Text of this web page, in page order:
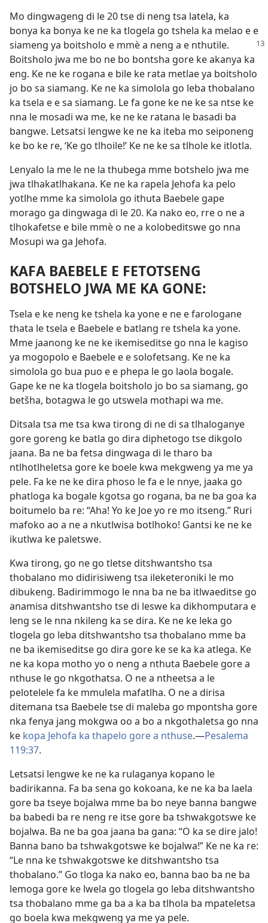
Mo dingwageng di le 20 tse di neng tsa latela, ka
bonya ka bonya ke ne ka tlogela go tshela ka melao e e
siameng ya boitsholo e mmè a neng a e nthutile.
Boitsholo jwa me bo ne bo bontsha gore ke akanya ka
eng. Ke ne ke rogana e bile ke rata metlae ya boitsholo
jo bo sa siamang. Ke ne ka simolola go leba thobalano
ka tsela e e sa siamang. Le fa gone ke ne ke sa ntse ke
nna le mosadi wa me, ke ne ke ratana le basadi ba
bangwe. Letsatsi lengwe ke ne ka iteba mo seiponeng
ke bo ke re, ‘Ke go tlhoile!’ Ke ne ke sa tlhole ke itlotla.
Lenyalo la me le ne la thubega mme botshelo jwa me
jwa tlhakatlhakana. Ke ne ka rapela Jehofa ka pelo
yotlhe mme ka simolola go ithuta Baebele gape
morago ga dingwaga di le 20. Ka nako eo, rre o ne a
tlhokafetse e bile mmè o ne a kolobeditswe go nna
Mosupi wa ga Jehofa.
KAFA BAEBELE E FETOTSENG
BOTSHELO JWA ME KA GONE:
Tsela e ke neng ke tshela ka yone e ne e farologane
thata le tsela e Baebele e batlang re tshela ka yone.
Mme jaanong ke ne ke ikemiseditse go nna le kagiso
ya mogopolo e Baebele e e solofetsang. Ke ne ka
simolola go bua puo e e phepa le go laola bogale.
Gape ke ne ka tlogela boitsholo jo bo sa siamang, go
betšha, botagwa le go utswela mothapi wa me.
Ditsala tsa me tsa kwa tirong di ne di sa tlhaloganye
gore goreng ke batla go dira diphetogo tse dikgolo
jaana. Ba ne ba fetsa dingwaga di le tharo ba
ntlhotlheletsa gore ke boele kwa mekgweng ya me ya
pele. Fa ke ne ke dira phoso le fa e le nnye, jaaka go
phatloga ka bogale kgotsa go rogana, ba ne ba goa ka
boitumelo ba re: “Aha! Yo ke Joe yo re mo itseng.” Ruri
mafoko ao a ne a nkutlwisa botlhoko! Gantsi ke ne ke
ikutlwa ke paletswe.
Kwa tirong, go ne go tletse ditshwantsho tsa
thobalano mo didirisiweng tsa ileketeroniki le mo
dibukeng. Badirimmogo le nna ba ne ba itlwaeditse go
anamisa ditshwantsho tse di leswe ka dikhomputara e
leng se le nna nkileng ka se dira. Ke ne ke leka go
tlogela go leba ditshwantsho tsa thobalano mme ba
ne ba ikemiseditse go dira gore ke se ka ka atlega. Ke
ne ka kopa motho yo o neng a nthuta Baebele gore a
nthuse le go nkgothatsa. O ne a ntheetsa a le
pelotelele fa ke mmulela mafatlha. O ne a dirisa
ditemana tsa Baebele tse di maleba go mpontsha gore
nka fenya jang mokgwa oo a bo a nkgothaletsa go nna
ke kopa Jehofa ka thapelo gore a nthuse.—Pesalema
119:37.
Letsatsi lengwe ke ne ka rulaganya kopano le
badirikanna. Fa ba sena go kokoana, ke ne ka ba laela
gore ba tseye bojalwa mme ba bo neye banna bangwe
ba babedi ba re neng re itse gore ba tshwakgotswe ke
bojalwa. Ba ne ba goa jaana ba gana: “O ka se dire jalo!
Banna bano ba tshwakgotswe ke bojalwa!” Ke ne ka re:
“Le nna ke tshwakgotswe ke ditshwantsho tsa
thobalano.” Go tloga ka nako eo, banna bao ba ne ba
lemoga gore ke lwela go tlogela go leba ditshwantsho
tsa thobalano mme ga ba a ka ba tlhola ba mpateletsa
go boela kwa mekgweng ya me ya pele.